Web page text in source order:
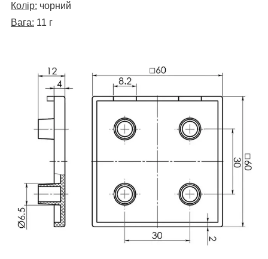
Колір: чорний
Вага: 11 г